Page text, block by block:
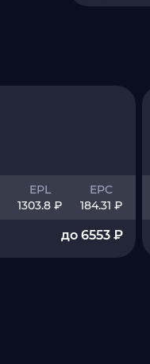
EPL
1303.8 ₽
EPC
184.31 ₽
до 6553 ₽